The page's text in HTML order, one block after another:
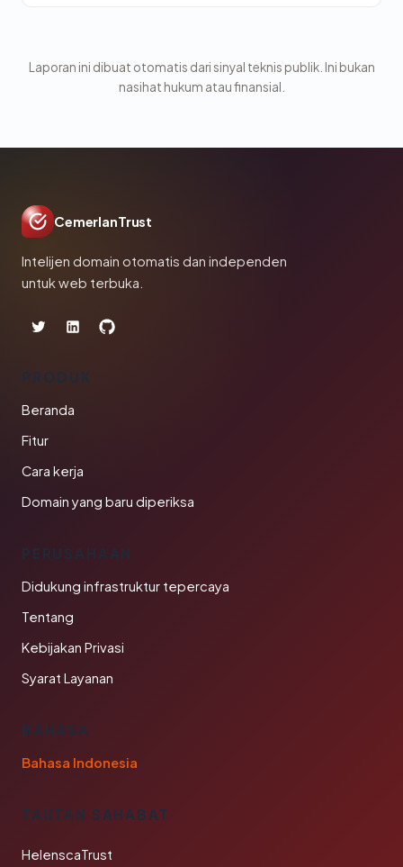
Laporan ini dibuat otomatis dari sinyal teknis publik. Ini bukan
nasihat hukum atau finansial.
CemerlanTrust
Intelijen domain otomatis dan independen
untuk web terbuka.
PRODUK
Beranda
Fitur
Cara kerja
Domain yang baru diperiksa
PERUSAHAAN
Didukung infrastruktur tepercaya
Tentang
Kebijakan Privasi
Syarat Layanan
BAHASA
Bahasa Indonesia
TAUTAN SAHABAT
HelenscaTrust